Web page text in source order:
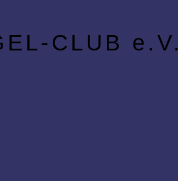
CLUB e.V.